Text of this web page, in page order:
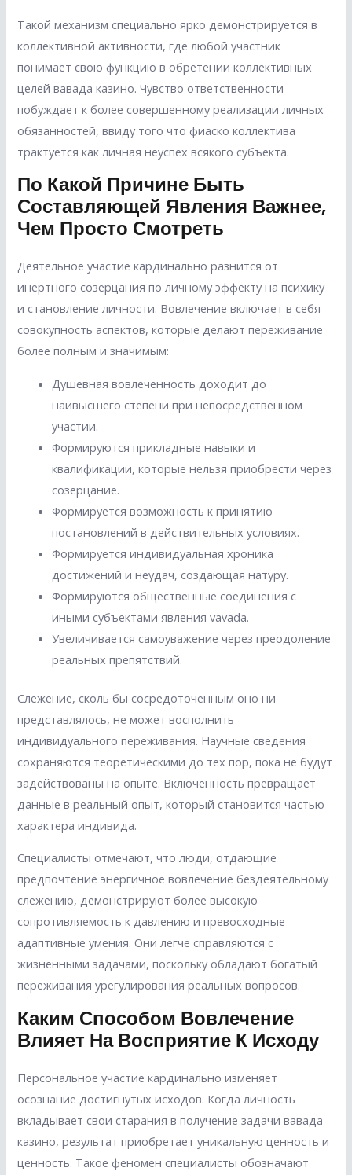
Такой механизм специально ярко демонстрируется в
коллективной активности, где любой участник
понимает свою функцию в обретении коллективных
целей вавада казино. Чувство ответственности
побуждает к более совершенному реализации личных
обязанностей, ввиду того что фиаско коллектива
трактуется как личная неуспех всякого субъекта.
По Какой Причине Быть
Составляющей Явления Важнее,
Чем Просто Смотреть
Деятельное участие кардинально разнится от
инертного созерцания по личному эффекту на психику
и становление личности. Вовлечение включает в себя
совокупность аспектов, которые делают переживание
более полным и значимым:
Душевная вовлеченность доходит до
наивысшего степени при непосредственном
участии.
Формируются прикладные навыки и
квалификации, которые нельзя приобрести через
созерцание.
Формируется возможность к принятию
постановлений в действительных условиях.
Формируется индивидуальная хроника
достижений и неудач, создающая натуру.
Формируются общественные соединения с
иными субъектами явления vavada.
Увеличивается самоуважение через преодоление
реальных препятствий.
Слежение, сколь бы сосредоточенным оно ни
представлялось, не может восполнить
индивидуального переживания. Научные сведения
сохраняются теоретическими до тех пор, пока не будут
задействованы на опыте. Включенность превращает
данные в реальный опыт, который становится частью
характера индивида.
Специалисты отмечают, что люди, отдающие
предпочтение энергичное вовлечение бездеятельному
слежению, демонстрируют более высокую
сопротивляемость к давлению и превосходные
адаптивные умения. Они легче справляются с
жизненными задачами, поскольку обладают богатый
переживания урегулирования реальных вопросов.
Каким Способом Вовлечение
Влияет На Восприятие К Исходу
Персональное участие кардинально изменяет
осознание достигнутых исходов. Когда личность
вкладывает свои старания в получение задачи вавада
казино, результат приобретает уникальную ценность и
ценность. Такое феномен специалисты обозначают